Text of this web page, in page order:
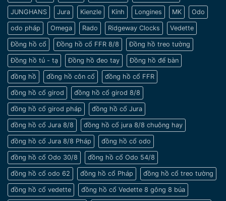
sang
trọng
hồ
cho
nam
cổ
tay
nhỏ
JUNGHANS Jura Kienzle Kính Longines MK Odo
odo pháp Omega Rado Ridgeway Clocks Vedette
Đồng hồ cổ Đồng hồ cổ FFR 8/8 Đồng hồ treo tường
Đồng hồ tủ - tạ Đồng hồ đeo tay Đồng hồ để bàn
đồng hồ đồng hồ côn cổ đồng hồ cổ FFR
đồng hồ cổ girod đồng hồ cổ girod 8/8
đồng hồ cổ girod pháp đồng hồ cổ Jura
đồng hồ cổ Jura 8/8 đồng hồ cổ jura 8/8 chuông hay
đồng hồ cổ Jura 8/8 Pháp đồng hồ cổ odo
đồng hồ cổ Odo 30/8 đồng hồ cổ Odo 54/8
đồng hồ cổ odo 62 đồng hồ cổ Pháp đồng hồ cổ treo tường
đồng hồ cổ vedette đồng hồ cổ Vedette 8 gông 8 búa